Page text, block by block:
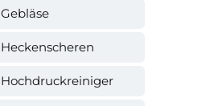
Gebläse
Heckenscheren
Hochdruckreiniger